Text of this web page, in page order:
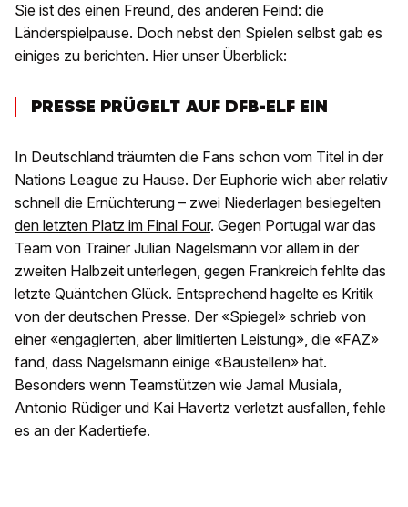
Sie ist des einen Freund, des anderen Feind: die
Länderspielpause. Doch nebst den Spielen selbst gab es
einiges zu berichten. Hier unser Überblick:
PRESSE PRÜGELT AUF DFB-ELF EIN
In Deutschland träumten die Fans schon vom Titel in der
Nations League zu Hause. Der Euphorie wich aber relativ
schnell die Ernüchterung – zwei Niederlagen besiegelten
den letzten Platz im Final Four. Gegen Portugal war das
Team von Trainer Julian Nagelsmann vor allem in der
zweiten Halbzeit unterlegen, gegen Frankreich fehlte das
letzte Quäntchen Glück. Entsprechend hagelte es Kritik
von der deutschen Presse. Der «Spiegel» schrieb von
einer «engagierten, aber limitierten Leistung», die «FAZ»
fand, dass Nagelsmann einige «Baustellen» hat.
Besonders wenn Teamstützen wie Jamal Musiala,
Antonio Rüdiger und Kai Havertz verletzt ausfallen, fehle
es an der Kadertiefe.